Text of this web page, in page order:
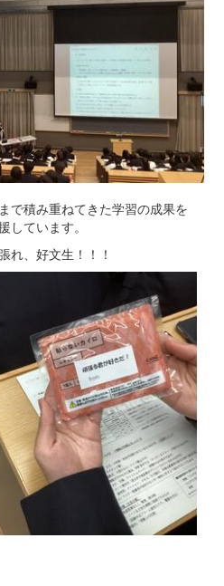
で積み重ねてきた学習の成果を
しています。
、好文生！！！